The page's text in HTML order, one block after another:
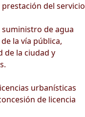
del servicio
suministro de agua
la vía pública,
de la ciudad y
urbanísticas
de licencia